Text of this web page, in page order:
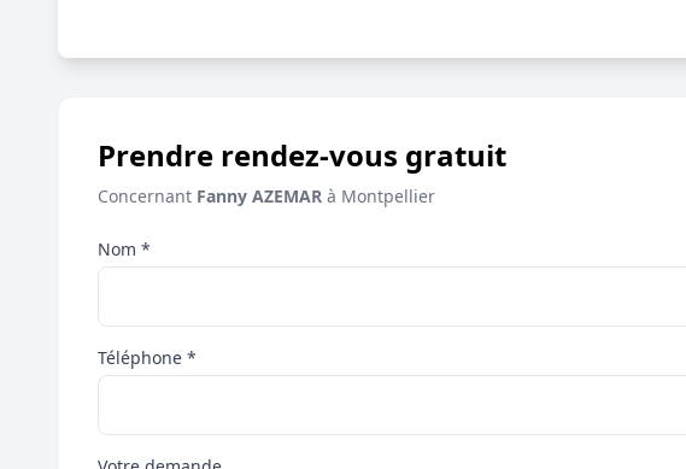
Prendre rendez-vous gratuit
Concernant Fanny AZEMAR à Montpellier
Nom *
Téléphone *